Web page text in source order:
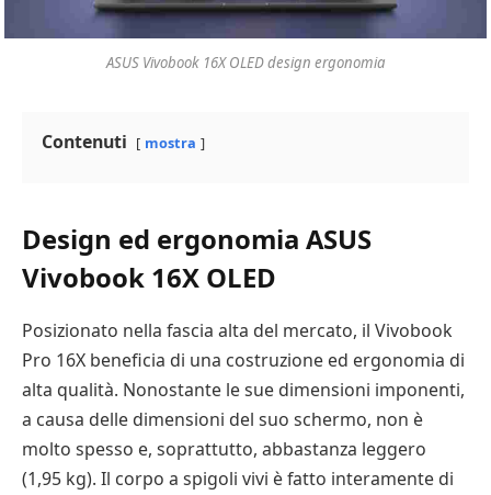
ASUS Vivobook 16X OLED design ergonomia
Contenuti mostra
Design ed ergonomia ASUS
Vivobook 16X OLED
Posizionato nella fascia alta del mercato, il Vivobook
Pro 16X beneficia di una costruzione ed ergonomia di
alta qualità. Nonostante le sue dimensioni imponenti,
a causa delle dimensioni del suo schermo, non è
molto spesso e, soprattutto, abbastanza leggero
(1,95 kg). Il corpo a spigoli vivi è fatto interamente di